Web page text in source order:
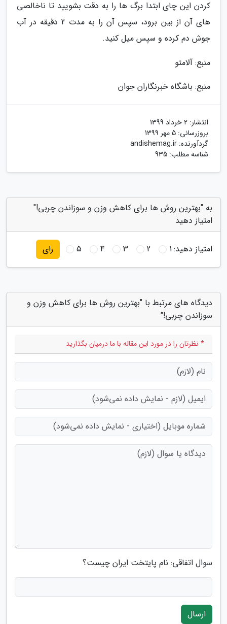
کردن این چای ابتدا برگ ها را به دقت بشویید تا ناخالصی
های آن از بین برود، سپس آن را به مدت 2 دقیقه در آب
جوش دم کرده و سپس میل کنید.
منبع: آلامتو
منبع: باشگاه خبرنگاران جوان
انتشار: 2 خرداد 1399
بروزرسانی: 5 مهر 1399
گردآورنده: andishemag.ir
شناسه مطلب: 935
به "بهترین روش ها برای کاهش وزن و سوزاندن چربی!"
امتیاز دهید
امتیاز دهید:1
2
3
4
5 رای
دیدگاه های مرتبط با "بهترین روش ها برای کاهش وزن و
سوزاندن چربی!"
* نظرتان را در مورد این مقاله با ما درمیان بگذارید
سوال اتفاقی: نام پایتخت ایران چیست؟
ارسال